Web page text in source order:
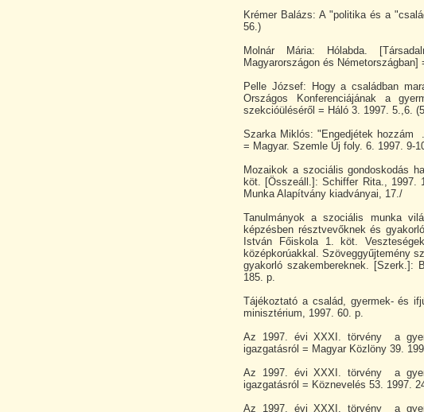
Krémer Balázs: A "politika és a
56.)
Molnár Mária: Hólabda.
Magyarországon és
Pelle József: Hogy a családban
Országos Konferenciájának a
szekcióüléséről = Háló 3. 1997. 5.,6.
Szarka Miklós: "Engedjétek hozzám
= Magyar. Szemle Új foly. 6. 1997. 9-
Mozaikok a szociális gondoskodás
köt. [Összeáll.]: Schiffer Rita., 1997.
Munka Alapítvány kiadványai, 17./
Tanulmányok a szociális munka
képzésben résztvevőknek és
István Főiskola 1. köt.
középkorúakkal. Szöveggyűjtemény
gyakorló szakembereknek. [Szerk.]:
185. p.
Tájékoztató a család, gyermek- és
minisztérium, 1997. 60. p.
Az 1997. évi XXXI. törvény a
igazgatásról = Magyar Közlöny 39.
Az 1997. évi XXXI. törvény a
igazgatásról = Köznevelés 53. 1997.
Az 1997. évi XXXI. törvény a